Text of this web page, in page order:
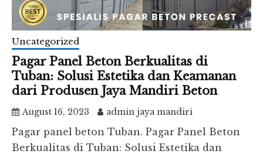
Uncategorized
Pagar Panel Beton Berkualitas di
Tuban: Solusi Estetika dan Keamanan
dari Produsen Jaya Mandiri Beton
August 16, 2023 admin jaya mandiri
Pagar panel beton Tuban. Pagar Panel Beton
Berkualitas di Tuban: Solusi Estetika dan